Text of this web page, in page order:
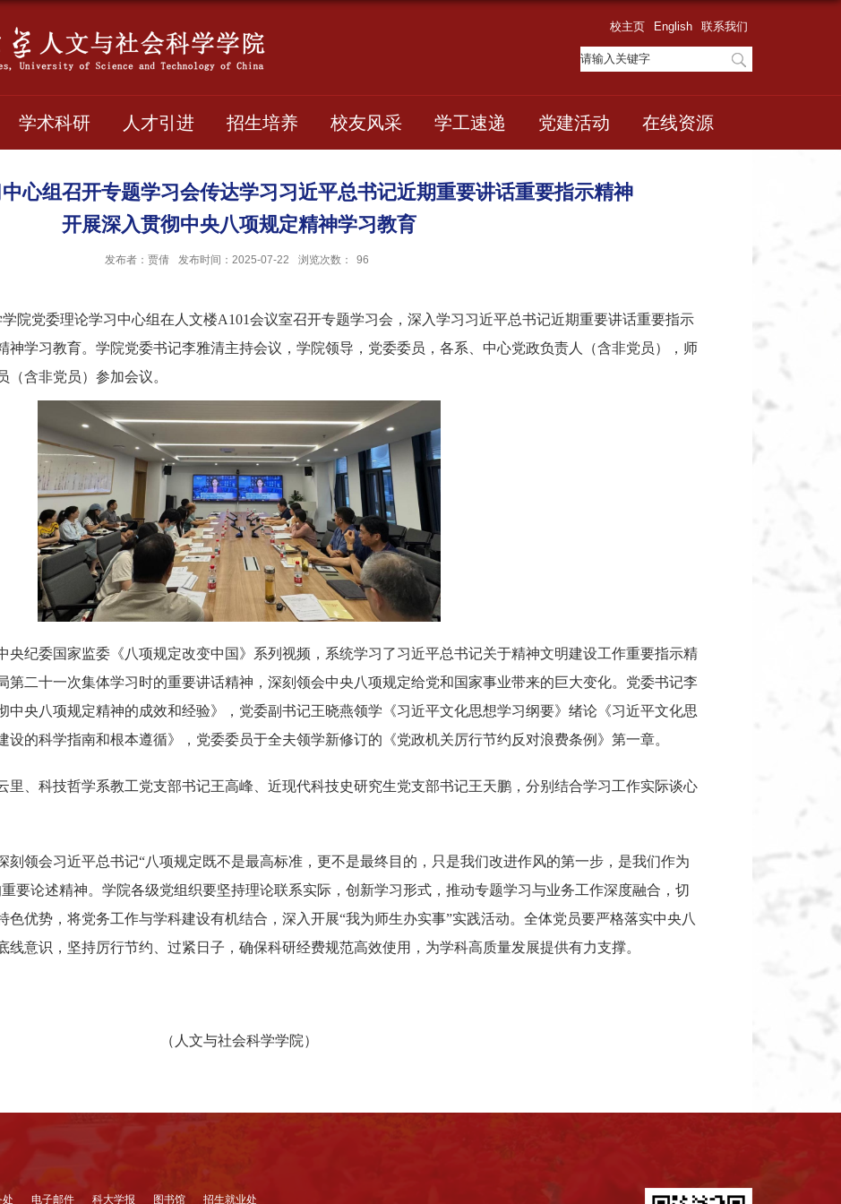
校主页 English 联系我们
学术科研 人才引进 招生培养 校友风采 学工速递 党建活动 在线资源
心组召开专题学习会传达学习习近平总书记近期重要讲话重要指示精神
开展深入贯彻中央八项规定精神学习教育
发布者：贾倩 发布时间：2025-07-22 浏览次数： 96
院党委理论学习中心组在人文楼A101会议室召开专题学习会，深入学习习近平总书记近期重要讲话重要指示
神学习教育。学院党委书记李雅清主持会议，学院领导，党委委员，各系、中心党政负责人（含非党员），师
含非党员）参加会议。
央纪委国家监委《八项规定改变中国》系列视频，系统学习了习近平总书记关于精神文明建设工作重要指示精
第二十一次集体学习时的重要讲话精神，深刻领会中央八项规定给党和国家事业带来的巨大变化。党委书记李
中央八项规定精神的成效和经验》，党委副书记王晓燕领学《习近平文化思想学习纲要》绪论《习近平文化思
的科学指南和根本遵循》，党委委员于全夫领学新修订的《党政机关厉行节约反对浪费条例》第一章。
里、科技哲学系教工党支部书记王高峰、近现代科技史研究生党支部书记王天鹏，分别结合学习工作实际谈心
刻领会习近平总书记“八项规定既不是最高标准，更不是最终目的，只是我们改进作风的第一步，是我们作为
要论述精神。学院各级党组织要坚持理论联系实际，创新学习形式，推动专题学习与业务工作深度融合，切
色优势，将党务工作与学科建设有机结合，深入开展“我为师生办实事”实践活动。全体党员要严格落实中央八
意识，坚持厉行节约、过紧日子，确保科研经费规范高效使用，为学科高质量发展提供有力支撑。
（人文与社会科学学院）
处 电子邮件 科大学报 图书馆 招生就业处